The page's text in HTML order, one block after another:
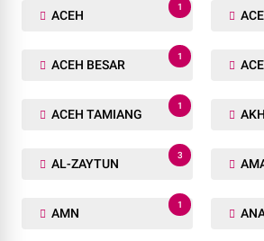
ACEH
1
ACEH BESAR
1
ACEH TAMIANG
1
AL-ZAYTUN
3
AMN
1